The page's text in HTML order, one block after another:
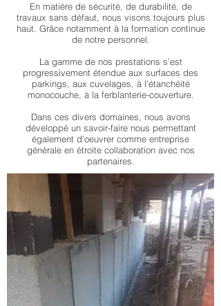
En matière de sécurité, de durabilité, de
travaux sans défaut, nous visons toujours plus
haut. Grâce notamment à la formation continue
de notre personnel.
La gamme de nos prestations s’est
progressivement étendue aux surfaces des
parkings, aux cuvelages, à l’étanchéité
monocouche, à la ferblanterie-couverture.
Dans ces divers domaines, nous avons
développé un savoir-faire nous permettant
également d’oeuvrer comme entreprise
générale en étroite collaboration avec nos
partenaires.